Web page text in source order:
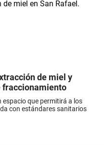
de miel y
fraccionamiento
que permitirá a los
con estándares sanitarios